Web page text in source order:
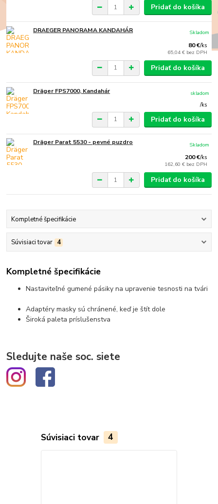
Pridať do košíka
DRAEGER PANORAMA KANDAHÁR
80 €/ks
65,04 € bez DPH
Skladom
Pridať do košíka
Dräger FPS7000, Kandahár
/ks
skladom
Pridať do košíka
Dräger Parat 5530 - pevné puzdro
200 €/ks
162,60 € bez DPH
Skladom
Pridať do košíka
Kompletné špecifikácie
Súvisiaci tovar 4
Kompletné špecifikácie
Nastaviteľné gumené pásiky na upravenie tesnosti na tvári
Adaptéry masky sú chránené, keď je štít dole
Široká paleta príslušenstva
Sledujte naše soc. siete
Súvisiaci tovar 4